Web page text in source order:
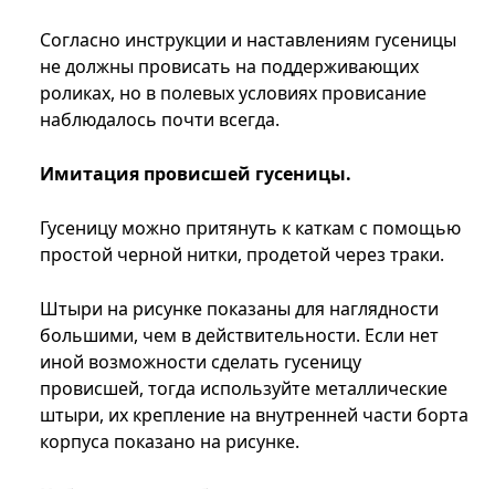
Согласно инструкции и наставлениям гусеницы
не должны провисать на поддерживающих
роликах, но в полевых условиях провисание
наблюдалось почти всегда.
Имитация провисшей гусеницы.
Гусеницу можно притянуть к каткам с помощью
простой черной нитки, продетой через траки.
Штыри на рисунке показаны для наглядности
большими, чем в действительности. Если нет
иной возможности сделать гусеницу
провисшей, тогда используйте металлические
штыри, их крепление на внутренней части борта
корпуса показано на рисунке.